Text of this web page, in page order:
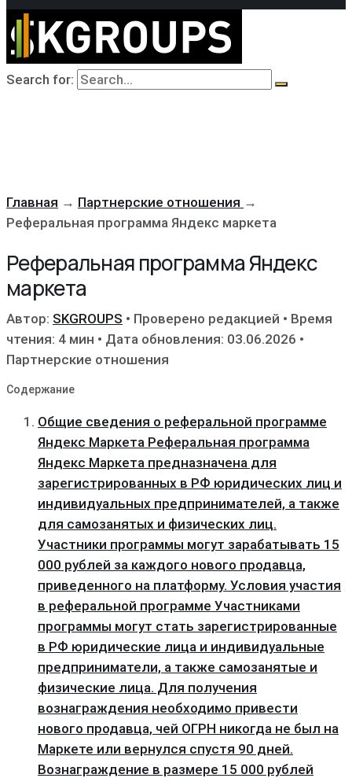
Search for:
Главная → Партнерские отношения →
Реферальная программа Яндекс маркета
Реферальная программа Яндекс
маркета
Автор: SKGROUPS • Проверено редакцией • Время
чтения: 4 мин • Дата обновления: 03.06.2026 •
Партнерские отношения
Содержание
Общие сведения о реферальной программе
Яндекс Маркета Реферальная программа
Яндекс Маркета предназначена для
зарегистрированных в РФ юридических лиц и
индивидуальных предпринимателей, а также
для самозанятых и физических лиц.
Участники программы могут зарабатывать 15
000 рублей за каждого нового продавца,
приведенного на платформу. Условия участия
в реферальной программе Участниками
программы могут стать зарегистрированные
в РФ юридические лица и индивидуальные
предприниматели, а также самозанятые и
физические лица. Для получения
вознаграждения необходимо привести
нового продавца, чей ОГРН никогда не был на
Маркете или вернулся спустя 90 дней.
Вознаграждение в размере 15 000 рублей